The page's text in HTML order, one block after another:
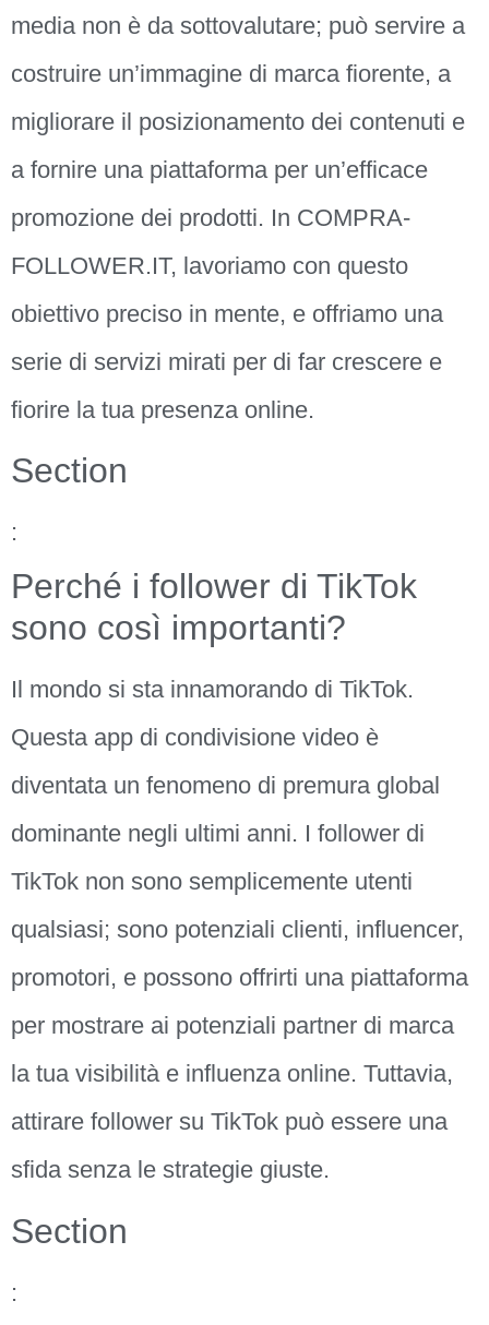
media non è da sottovalutare; può servire a
costruire un’immagine di marca fiorente, a
migliorare il posizionamento dei contenuti e
a fornire una piattaforma per un’efficace
promozione dei prodotti. In COMPRA-
FOLLOWER.IT, lavoriamo con questo
obiettivo preciso in mente, e offriamo una
serie di servizi mirati per di far crescere e
fiorire la tua presenza online.
Section
:
Perché i follower di TikTok
sono così importanti?
Il mondo si sta innamorando di TikTok.
Questa app di condivisione video è
diventata un fenomeno di premura global
dominante negli ultimi anni. I follower di
TikTok non sono semplicemente utenti
qualsiasi; sono potenziali clienti, influencer,
promotori, e possono offrirti una piattaforma
per mostrare ai potenziali partner di marca
la tua visibilità e influenza online. Tuttavia,
attirare follower su TikTok può essere una
sfida senza le strategie giuste.
Section
: